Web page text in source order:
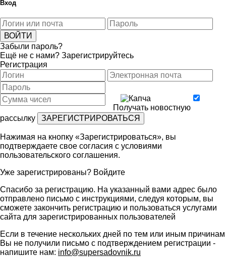
Вход
Забыли пароль?
Ещё не с нами? Зарегистрируйтесь
Регистрация
Получать новостную
рассылку
Нажимая на кнопку «Зарегистрироваться», вы
подтверждаете свое согласия с условиями
пользовательского соглашения.
Уже зарегистрированы? Войдите
Спасибо за регистрацию. На указанный вами адрес было
отправлено письмо с инструкциями, следуя которым, вы
сможете закончить регистрацию и пользоваться услугами
сайта для зарегистрированных пользователей
Если в течение нескольких дней по тем или иным причинам
Вы не получили письмо с подтверждением регистрации -
напишите нам: info@supersadovnik.ru